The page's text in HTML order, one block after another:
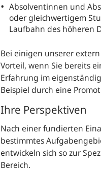
Absolventinnen und
oder gleichwertigem
Laufbahn des höheren
Bei einigen unserer
Vorteil, wenn Sie bereits
Erfahrung im
Beispiel durch eine
Ihre Perspektiven
Nach einer fundierten
bestimmtes
entwickeln sich so zur
Bereich.